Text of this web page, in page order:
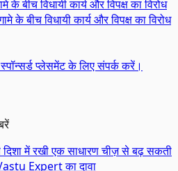
के बीच विधायी कार्य और विपक्ष का विरोध
प्लेसमेंट के लिए संपर्क करें।